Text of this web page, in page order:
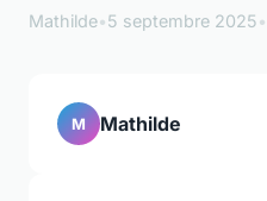
Mathilde•5 septembre 2025•
M Mathilde